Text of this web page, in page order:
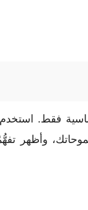
فقط. استخدم
وأظهر